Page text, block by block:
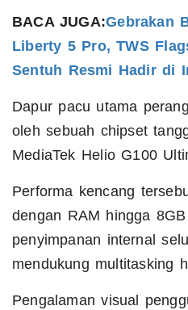
BACA JUGA:Gebrakan
Liberty 5 Pro, TWS
Sentuh Resmi Hadir di
Dapur pacu utama
oleh sebuah chipset
MediaTek Helio G100
Performa kencang
dengan RAM hingga
penyimpanan internal
mendukung multitasking
Pengalaman visual